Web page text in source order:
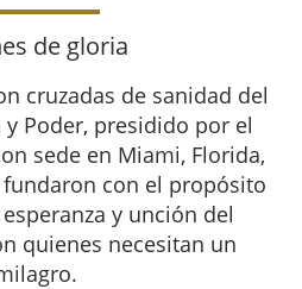
de gloria
cruzadas de sanidad del
Poder, presidido por el
sede en Miami, Florida,
fundaron con el propósito
y unción del
quienes necesitan un